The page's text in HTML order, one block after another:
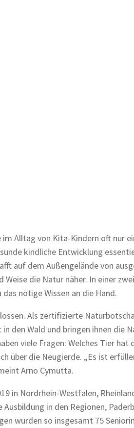
Alltag von Kita-Kindern oft nur
kindliche Entwicklung
auf dem Außengelände von
die Natur näher. In einer
nötige Wissen an die Hand.
Als zertifizierte
den Wald und bringen ihnen die
viele Fragen: Welches Tier hat
über die Neugierde. „Es ist
Arno Cymutta.
in Nordrhein-Westfalen,
in den Regionen,
wurden so insgesamt 75